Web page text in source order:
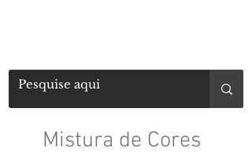
Mistura de Cores